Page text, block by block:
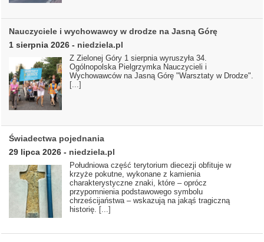
Nauczyciele i wychowawcy w drodze na Jasną Górę
1 sierpnia 2026 - niedziela.pl
Z Zielonej Góry 1 sierpnia wyruszyła 34.
Ogólnopolska Pielgrzymka Nauczycieli i
Wychowawców na Jasną Górę "Warsztaty w Drodze".
[...]
Świadectwa pojednania
29 lipca 2026 - niedziela.pl
Południowa część terytorium diecezji obfituje w
krzyże pokutne, wykonane z kamienia
charakterystyczne znaki, które – oprócz
przypomnienia podstawowego symbolu
chrześcijaństwa – wskazują na jakąś tragiczną
historię. [...]